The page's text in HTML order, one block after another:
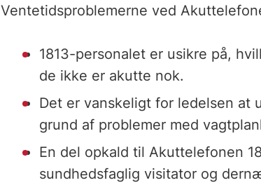
Ventetidsproblemerne ved
1813-personalet er usikre på,
de ikke er akutte nok.
Det er vanskeligt for ledelsen at
grund af problemer med
En del opkald til Akuttelefonen
sundhedsfaglig visitator og